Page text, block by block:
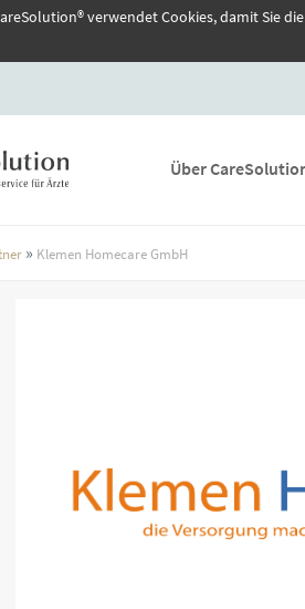
verwendet Cookies, damit Sie
Über
» Klemen Homecare GmbH